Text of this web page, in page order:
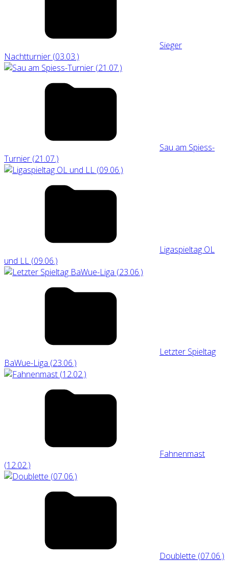
Sieger
Nachtturnier (03.03.)
Sau am Spiess-
Turnier (21.07.)
Ligaspieltag OL
und LL (09.06.)
Letzter Spieltag
BaWue-Liga (23.06.)
Fahnenmast
(12.02.)
Doublette (07.06.)